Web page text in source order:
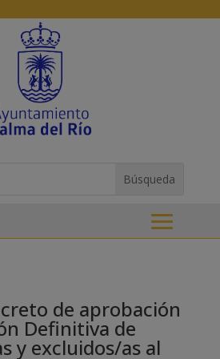
de aprobación
Definitiva de
y excluidos/as al